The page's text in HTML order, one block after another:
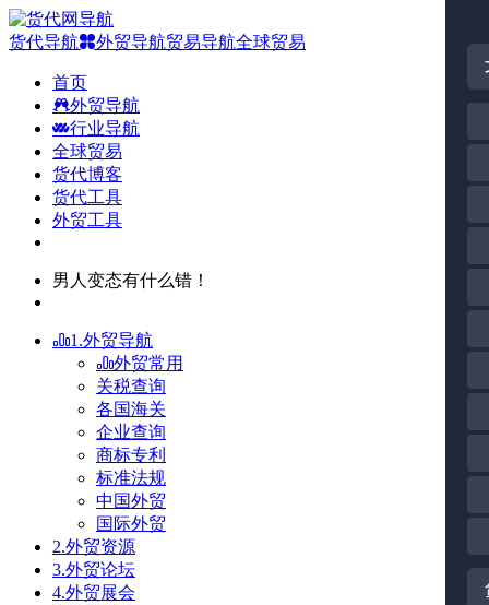
货代导航 外贸导航贸易导航全球贸易
首页
外贸导航
行业导航
全球贸易
货代博客
货代工具
外贸工具
男人变态有什么错！
1.外贸导航
外贸常用
关税查询
各国海关
企业查询
商标专利
标准法规
中国外贸
国际外贸
2.外贸资源
3.外贸论坛
4.外贸展会